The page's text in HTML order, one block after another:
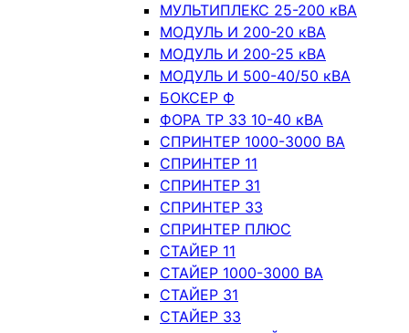
МУЛЬТИПЛЕКС 25-200 кВА
МОДУЛЬ И 200-20 кВА
МОДУЛЬ И 200-25 кВА
МОДУЛЬ И 500-40/50 кВА
БОКСЕР Ф
ФОРА ТР 33 10-40 кВА
СПРИНТЕР 1000-3000 ВА
СПРИНТЕР 11
СПРИНТЕР 31
СПРИНТЕР 33
СПРИНТЕР ПЛЮС
СТАЙЕР 11
СТАЙЕР 1000-3000 ВА
СТАЙЕР 31
СТАЙЕР 33